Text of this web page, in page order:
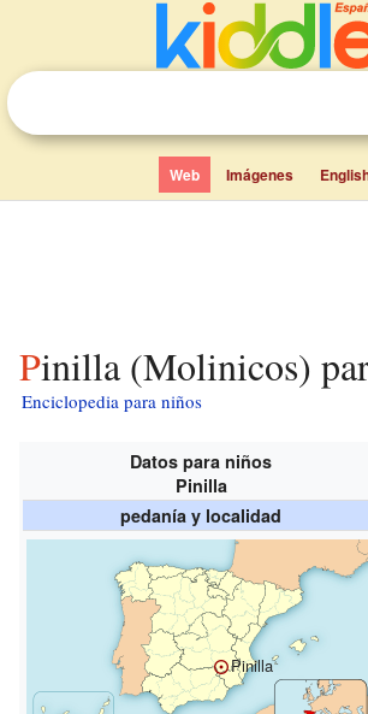
Web Imágenes
Pinilla (Molinicos)
Enciclopedia para niños
Datos para niños
Pinilla
pedanía y localidad
Pinilla